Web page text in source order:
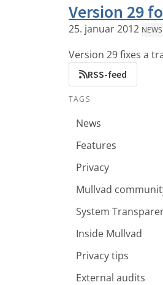
Version 29
25. januar 2012 NEWS
Version 29 fixes a
RSS-feed
TAGS
News
Features
Privacy
Mullvad
System
Inside Mullvad
Privacy tips
External audits